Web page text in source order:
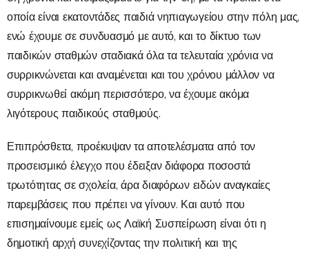
οποία είναι εκατοντάδες παιδιά νηπιαγωγείου στην πόλη μας,
ενώ έχουμε σε συνδυασμό με αυτό, και το δίκτυο των
παιδικών σταθμών σταδιακά όλα τα τελευταία χρόνια να
συρρικνώνεται και αναμένεται και του χρόνου μάλλον να
συρρικνωθεί ακόμη περισσότερο, να έχουμε ακόμα
λιγότερους παιδικούς σταθμούς.
Επιπρόσθετα, προέκυψαν τα αποτελέσματα από τον
προσεισμικό έλεγχο που έδειξαν διάφορα ποσοστά
τρωτότητας σε σχολεία, άρα διαφόρων ειδών αναγκαίες
παρεμβάσεις που πρέπει να γίνουν. Και αυτό που
επισημαίνουμε εμείς ως Λαϊκή Συσπείρωση είναι ότι η
δημοτική αρχή συνεχίζοντας την πολιτική και της